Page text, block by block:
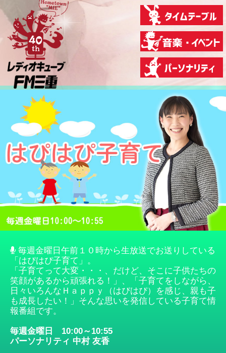
毎週金曜日午前１０時から生放送でお送りしている
「はぴはぴ子育て」。
「子育てって大変・・・、だけど、そこに子供たちの
笑顔があるから頑張れる！」、「子育てをしながら、
日々いろんなＨａｐｐｙ（はぴはぴ）を感じ、親も子
も成長したい！」そんな思いを発信している子育て情
報番組です。
毎週金曜日 10:00～10:55
パーソナリティ 中村 友香